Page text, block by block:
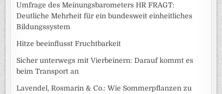
Umfrage des Meinungsbarometers HR FRAGT:
Deutliche Mehrheit für ein bundesweit einheitliches
Bildungssystem
Hitze beeinflusst Fruchtbarkeit
Sicher unterwegs mit Vierbeinern: Darauf kommt es
beim Transport an
Lavendel, Rosmarin & Co.: Wie Sommerpflanzen zu